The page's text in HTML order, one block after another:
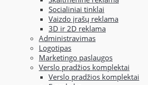
Socialiniai tinklai
Vaizdo įrašų reklama
3D ir 2D reklama
Administravimas
Logotipas
Marketingo paslaugos
Verslo pradžios komplektai
Verslo pradžios komplektai